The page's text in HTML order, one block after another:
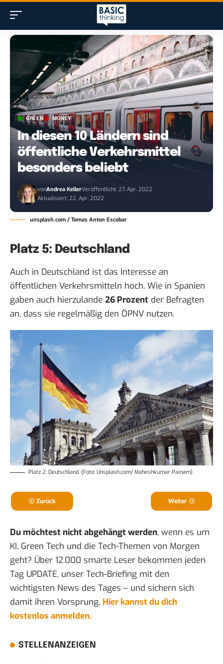
GREEN MONEY
In diesen 10 Ländern sind
öffentliche Verkehrsmittel
besonders beliebt
vonAndrea KellerVeröffentlicht: 27. Apr. 2022
Aktualisiert: 22. Apr. 2022
unsplash.com / Tomas Anton Escobar
Platz 5: Deutschland
Auch in Deutschland ist das Interesse an
öffentlichen Verkehrsmitteln hoch. Wie in Spanien
gaben auch hierzulande 26 Prozent der Befragten
an, dass sie regelmäßig den ÖPNV nutzen.
Platz 2: Deutschland. (Foto: Unsplash.com/ Maheshkumar Painam)
Zurück Weiter
Du möchtest nicht abgehängt werden, wenn es um
KI, Green Tech und die Tech-Themen von Morgen
geht? Über 12.000 smarte Leser bekommen jeden
Tag UPDATE, unser Tech-Briefing mit den
wichtigsten News des Tages – und sichern sich
damit ihren Vorsprung. Hier kannst du dich
kostenlos anmelden.
STELLENANZEIGEN